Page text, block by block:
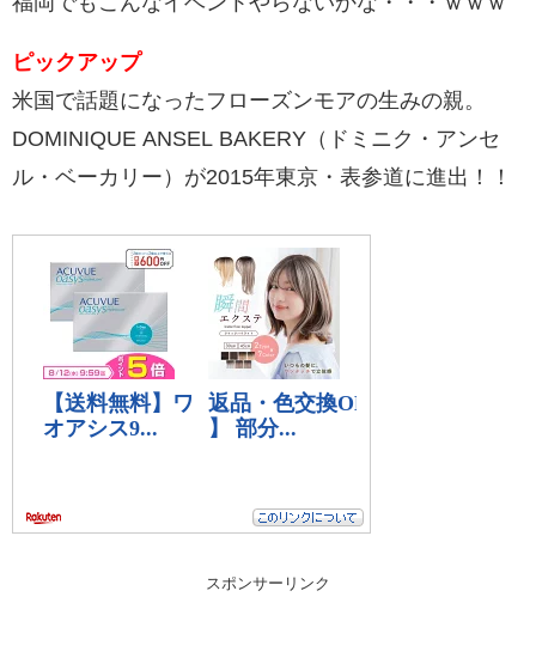
ピックアップ
米国で話題になったフローズンモアの生みの親。
DOMINIQUE ANSEL BAKERY（ドミニク・アンセ
ル・ベーカリー）が2015年東京・表参道に進出！！
スポンサーリンク